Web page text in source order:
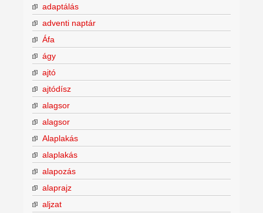
adaptálás
adventi naptár
Áfa
ágy
ajtó
ajtódísz
alagsor
alagsor
Alaplakás
alaplakás
alapozás
alaprajz
aljzat